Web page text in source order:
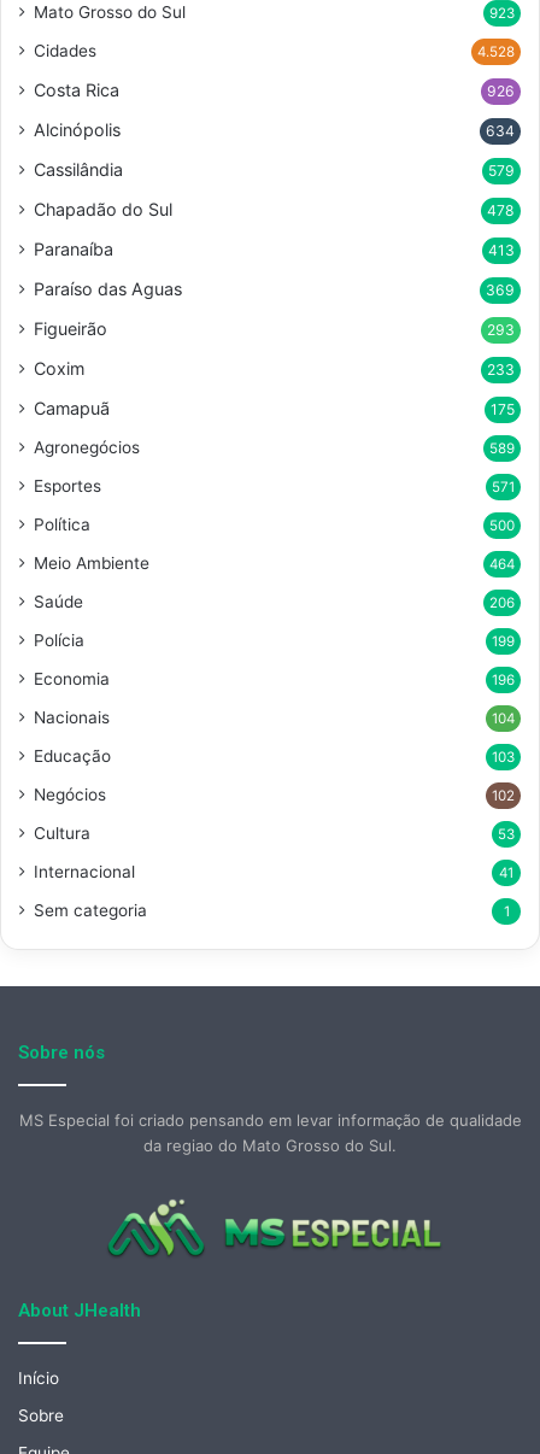
Mato Grosso do Sul 923
Cidades 4.528
Costa Rica 926
Alcinópolis 634
Cassilândia 579
Chapadão do Sul 478
Paranaíba 413
Paraíso das Aguas 369
Figueirão 293
Coxim 233
Camapuã 175
Agronegócios 589
Esportes 571
Política 500
Meio Ambiente 464
Saúde 206
Polícia 199
Economia 196
Nacionais 104
Educação 103
Negócios 102
Cultura 53
Internacional 41
Sem categoria 1
Sobre nós
MS Especial foi criado pensando em levar informação de qualidade
da regiao do Mato Grosso do Sul.
About JHealth
Início
Sobre